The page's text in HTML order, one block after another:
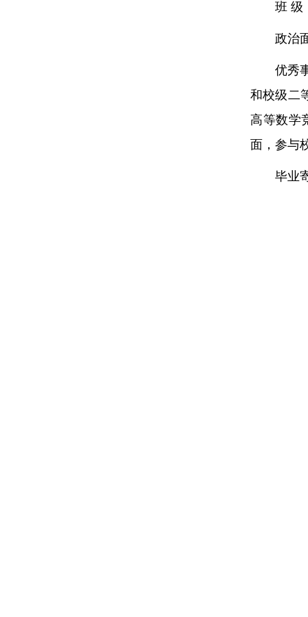
班 级
政治
优秀
和校级二
高等数学
面，参与
毕业